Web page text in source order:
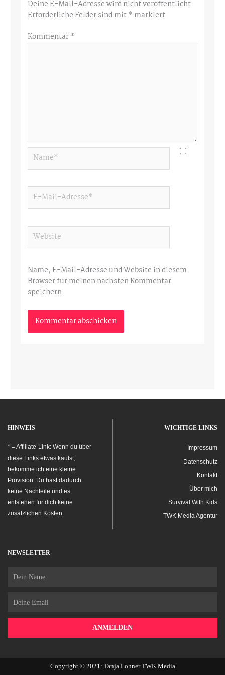
Deine E-Mail-Adresse wird nicht veröffentlicht.
Erforderliche Felder sind mit* markiert
Kommentar*
Name*
E-
Mail-
Website
Name, E-Mail-Adresse und Website in diesem
Browser für meinen nächsten Kommentar
speichern.
HINWEIS
* = Affiliate-Link: Wenn du über
diese Links etwas kaufst,
bekomme ich eine kleine
Provision. Du hast dadurch
keine Nachteile und es
entstehen für dich keine
zusätzlichen Kosten.
WICHTIGE LINKS
Impressum
Datenschutz
Kontakt
Über mich
Survival With Kids
TWK Media Agentur
NEWSLETTER
Name
Email
ANMELDEN
Copyright © 2021: Tanja Lohner TWK Media